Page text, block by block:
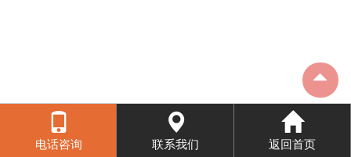
电话咨询 联系我们 返回首页